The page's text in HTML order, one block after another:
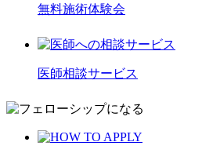
無料施術体験会
医師相談サービス